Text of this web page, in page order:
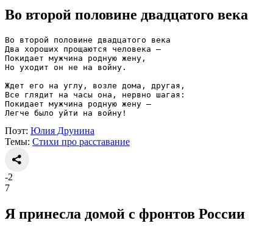
Во второй половине двадцатого века
Во второй половине двадцатого века
Два хороших прощаются человека —
Покидает мужчина родную жену,
Но уходит он не на войну.
Ждет его на углу, возле дома, другая,
Все глядит на часы она, нервно шагая:
Покидает мужчина родную жену —
Легче было уйти на войну!
Поэт: Юлия Друнина
Темы: Стихи про расставание
-2
7
Я принесла домой с фронтов России